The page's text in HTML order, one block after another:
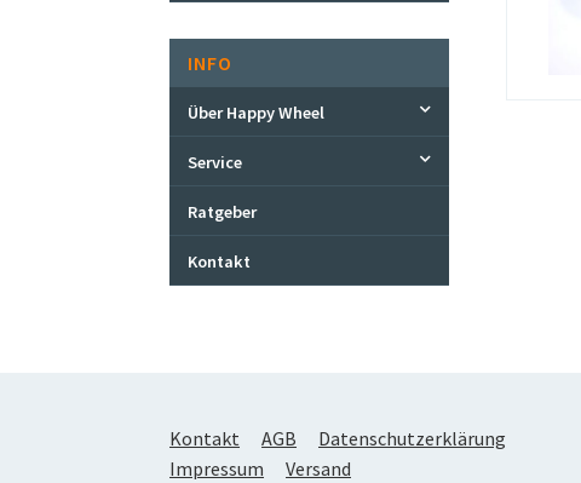
INFO
Über Happy Wheel
Service
Ratgeber
Kontakt
Kontakt AGB
Datenschutzerklärung
Impressum
Versand